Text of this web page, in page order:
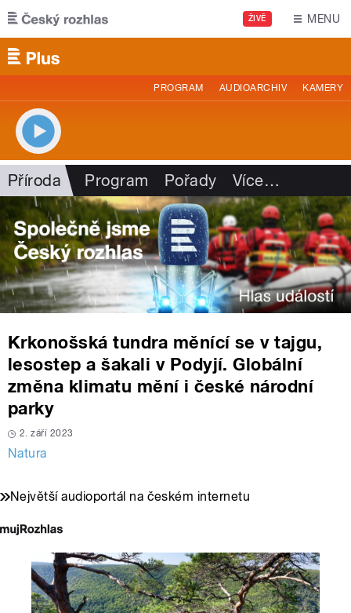
Přejít k hlavnímu obsahu
ŽIVĚ MENU
PROGRAM AUDIOARCHIV KAMERY
Příroda Program Pořady Více…
Krkonošská tundra měnící se v tajgu,
lesostep a šakali v Podyjí. Globální
změna klimatu mění i české národní
parky
2. září 2023
Natura
Největší audioportál na českém internetu